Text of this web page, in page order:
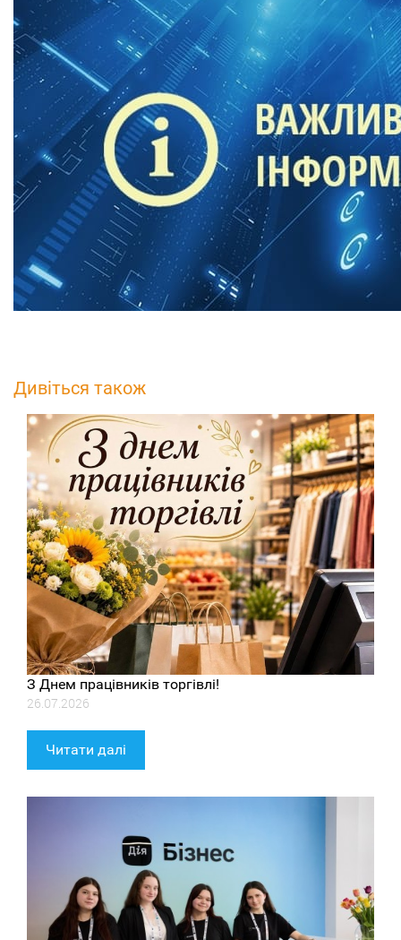
Дивіться також
З Днем працівників торгівлі!
26.07.2026
Читати далі